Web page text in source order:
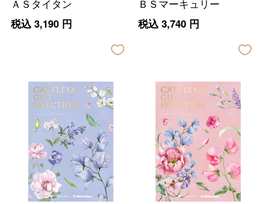
ＡＳタイタン
税込 3,190円
ＢＳマーキュリー
税込 3,740円